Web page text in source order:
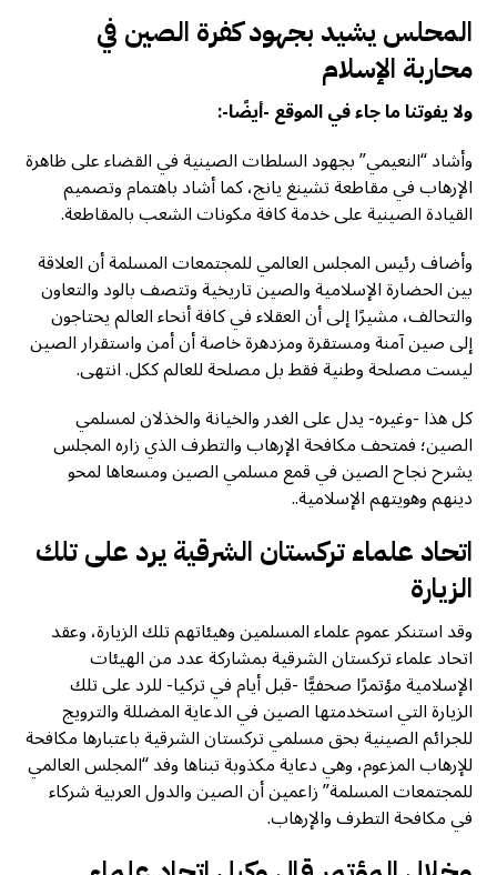
المحلس يشيد بجهود كفرة الصين في
محاربة الإسلام
ولا يفوتنا ما جاء في الموقع -أيضًا-:
وأشاد “النعيمي” بجهود السلطات الصينية في القضاء على ظاهرة
الإرهاب في مقاطعة تشينغ يانج، كما أشاد باهتمام وتصميم
القيادة الصينية على خدمة كافة مكونات الشعب بالمقاطعة.
وأضاف رئيس المجلس العالمي للمجتمعات المسلمة أن العلاقة
بين الحضارة الإسلامية والصين تاريخية وتتصف بالود والتعاون
والتحالف، مشيرًا إلى أن العقلاء في كافة أنحاء العالم يحتاجون
إلى صين آمنة ومستقرة ومزدهرة خاصة أن أمن واستقرار الصين
ليست مصلحة وطنية فقط بل مصلحة للعالم ككل. انتهى.
كل هذا -وغيره- يدل على الغدر والخيانة والخذلان لمسلمي
الصين؛ فمتحف مكافحة الإرهاب والتطرف الذي زاره المجلس
يشرح نجاح الصين في قمع مسلمي الصين ومسعاها لمحو
دينهم وهويتهم الإسلامية..
اتحاد علماء تركستان الشرقية يرد على تلك
الزيارة
وقد استنكر عموم علماء المسلمين وهيئاتهم تلك الزيارة، وعقد
اتحاد علماء تركستان الشرقية بمشاركة عدد من الهيئات
الإسلامية مؤتمرًا صحفيًّا -قبل أيام في تركيا- للرد على تلك
الزيارة التي استخدمتها الصين في الدعاية المضللة والترويج
للجرائم الصينية بحق مسلمي تركستان الشرقية باعتبارها مكافحة
للإرهاب المزعوم، وهي دعاية مكذوبة تبناها وفد “المجلس العالمي
للمجتمعات المسلمة” زاعمين أن الصين والدول العربية شركاء
في مكافحة التطرف والإرهاب.